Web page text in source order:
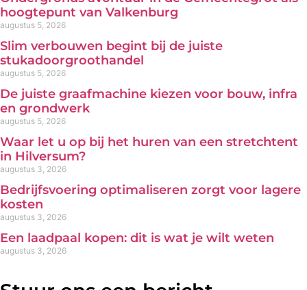
hoogtepunt van Valkenburg
augustus 5, 2026
Slim verbouwen begint bij de juiste
stukadoorgroothandel
augustus 5, 2026
De juiste graafmachine kiezen voor bouw, infra
en grondwerk
augustus 5, 2026
Waar let u op bij het huren van een stretchtent
in Hilversum?
augustus 3, 2026
Bedrijfsvoering optimaliseren zorgt voor lagere
kosten
augustus 3, 2026
Een laadpaal kopen: dit is wat je wilt weten
augustus 3, 2026